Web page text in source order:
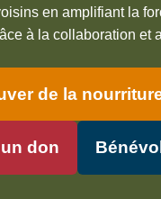
en amplifiant la
à la collaboration et
de la
don